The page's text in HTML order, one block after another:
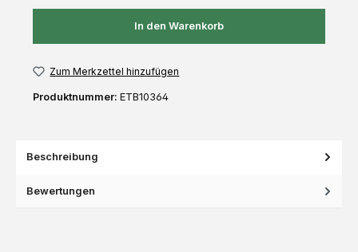
In den Warenkorb
Zum Merkzettel hinzufügen
Produktnummer: ETB10364
Beschreibung
Bewertungen